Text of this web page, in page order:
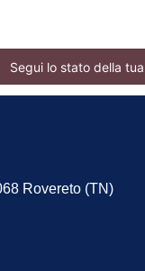
Segui lo stato della tua
Rovereto (TN)